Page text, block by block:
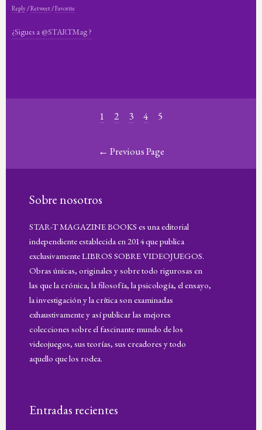
Reply /Retweet /Favorite
¿Sigues a @STARTMag ?
1 2 3 4 5
← Previous Page
Sobre nosotros
STAR-T MAGAZINE BOOKS es una editorial
independiente establecida en 2014 que publica
exclusivamente LIBROS SOBRE VIDEOJUEGOS.
Obras únicas, originales y sobre todo rigurosas en
las que la crónica, la filosofía, la psicología, el ensayo,
la investigación y la crítica son examinadas
exhaustivamente y así publicar las mejores
colecciones sobre el fascinante mundo de los
videojuegos, sus teorías, sus creadores y todo
aquello que los rodea.
Entradas recientes